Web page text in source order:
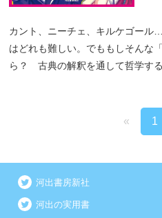
カント、ニーチェ、キルケゴー
はどれも難しい。でももしそんな
ら？ 古典の解釈を通して哲学す
« 1
河出書房新社
河出の実用書